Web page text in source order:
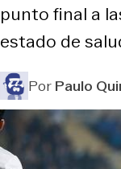
punto final a
estado de
PorPaulo